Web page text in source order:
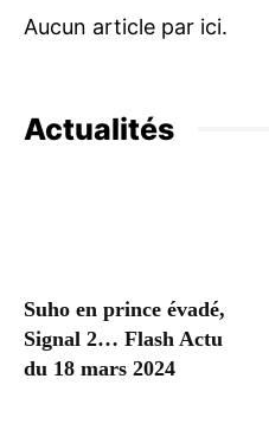
Actualités
Suho en prince évadé,
Signal 2… Flash Actu
du 18 mars 2024